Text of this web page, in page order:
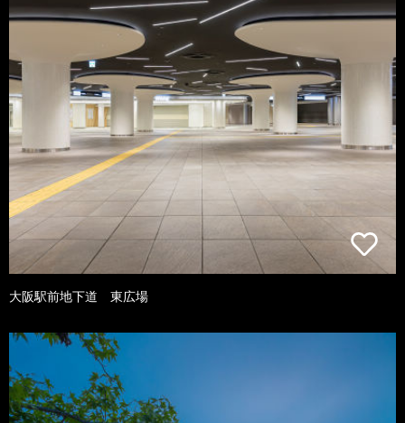
大阪駅前地下道 東広場